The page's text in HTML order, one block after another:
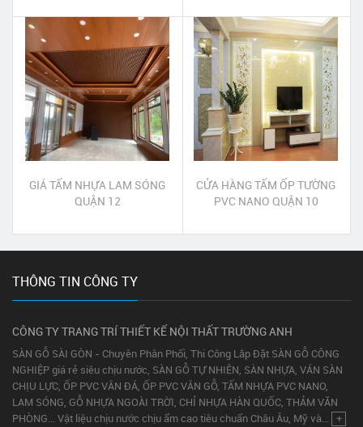
HUYỆN CẦN GIỜ
GIÁ TẤM NHỰA LAM SÓNG
QUẬN 12
CỬA HÀNG TẤM ỐP TƯỜNG
PVC NANO QUẬN 10
THÔNG TIN CÔNG TY
CÔNG TY TRANG TRÍ THIẾT KẾ NỘI THẤT TRƯỜNG ANH
SÀN GỖ SÀI GÒN - Chuyên Phân Phối, Thi Công Lắp Đặt SÀN GỖ CÔNG
NGHIỆP giá rẻ siêu chịu nước, SÀN GỖ TỰ NHIÊN, SÀN NHỰA, VÁN SÀN
CHỊU LỰC, ỐP PVC VÂN ĐÁ, ỐP PVC VÂN GỖ, TẤM NHỰA PVC NANO,
LAM SÓNG, GỖ NHỰA NGOÀI TRỜI, CHỈ NHỰA HÀN QUỐC, THẢM VĂN
PHÒNG... Vật liệu chịu nước chịu ẩm cao tiêu chuẩn Châu Âu, Mỹ và... +